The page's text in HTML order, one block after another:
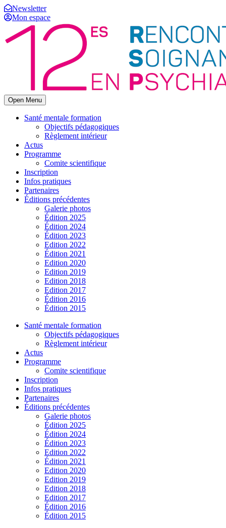
Newsletter
Mon espace
Open Menu
Santé mentale formation
Objectifs pédagogiques
Règlement intérieur
Actus
Programme
Comite scientifique
Inscription
Infos pratiques
Partenaires
Éditions précédentes
Galerie photos
Édition 2025
Édition 2024
Édition 2023
Edition 2022
Édition 2021
Edition 2020
Edition 2019
Edition 2018
Edition 2017
Édition 2016
Édition 2015
Santé mentale formation
Objectifs pédagogiques
Règlement intérieur
Actus
Programme
Comite scientifique
Inscription
Infos pratiques
Partenaires
Éditions précédentes
Galerie photos
Édition 2025
Édition 2024
Édition 2023
Edition 2022
Édition 2021
Edition 2020
Edition 2019
Edition 2018
Edition 2017
Édition 2016
Édition 2015